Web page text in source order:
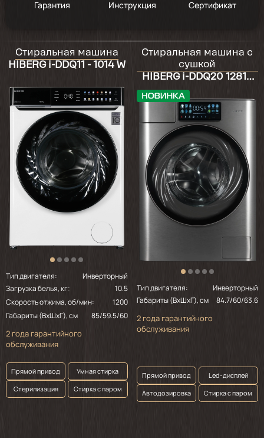
Гарантия Инструкция Сертификат
Стиральная машина
HIBERG i-DDQ11 - 1014 W
Тип двигателя:
Инверторный
Загрузка белья, кг:
10.5
Скорость отжима, об/мин:
1200
Габариты (ВхШхГ), см
85/59.5/60
2 года гарантийного
обслуживания
Прямой привод
Умная стирка
Стерилизация
Стирка с паром
Стиральная машина с
сушкой
HIBERG i-DDQ20 12814
Тип двигателя:
Инверторный
Габариты (ВхШхГ), см
84.7/60/63.6
2 года гарантийного
обслуживания
Прямой привод
Led-дисплей
Автодозировка
Стирка с паром